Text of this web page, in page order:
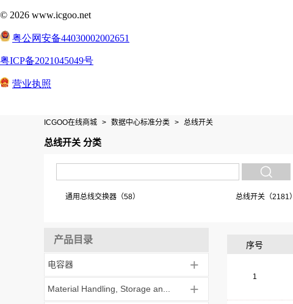
ICGOO在线商城 > 数据中心标准分类 > 总线开关
总线开关 分类
通用总线交换器（58） 总线开关（2181）
产品目录
电容器 +
Material Handling, Storage an... +
序号
1